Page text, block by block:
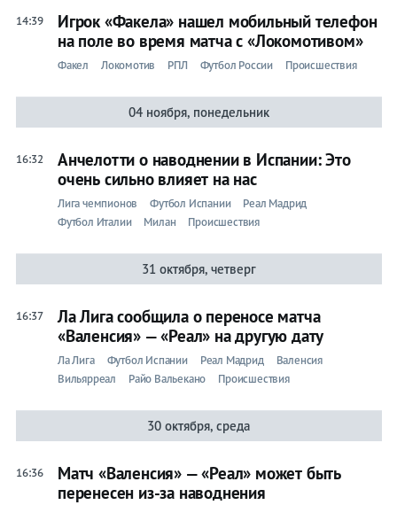
14:39
Игрок «Факела» нашел мобильный телефон
на поле во время матча с «Локомотивом»
Факел Локомотив РПЛ Футбол России Происшествия
04 ноября, понедельник
16:32
Анчелотти о наводнении в Испании: Это
очень сильно влияет на нас
Лига чемпионов Футбол Испании
Реал Мадрид
Футбол Италии
Милан Происшествия
31 октября, четверг
16:37
Ла Лига сообщила о переносе матча
«Валенсия» — «Реал» на другую дату
Ла Лига Футбол Испании Реал Мадрид
Валенсия
Вильярреал
Райо Вальекано Происшествия
30 октября, среда
16:36
Матч «Валенсия» — «Реал» может быть
перенесен из-за наводнения